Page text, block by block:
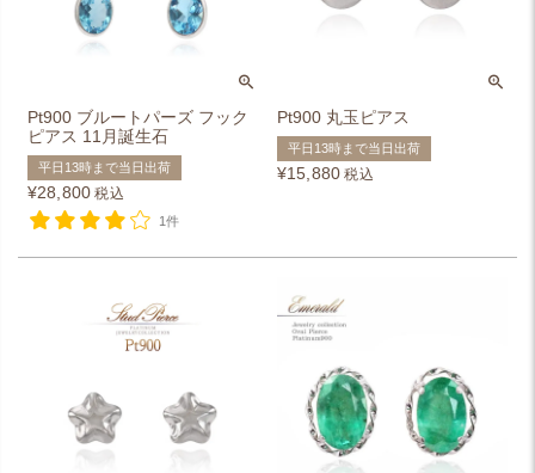
Pt900 ブルートパーズ フック
ピアス 11月誕生石
平日13時まで当日出荷
¥28,800 税込
1件
Pt900 丸玉ピアス
平日13時まで当日出荷
¥15,880 税込